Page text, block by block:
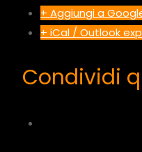
+ Aggiungi a
+ iCal / Outlook
Condividi